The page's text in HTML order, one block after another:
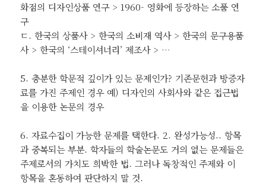
화점의 디자인상품 연구 > 1960- 영화에 등장하는 소품 연
구
ㄷ. 한국의 상품사 > 한국의 소비재 역사 > 한국의 문구용품
사 > 한국의 ‘스테이셔너리’ 제조사 > …
5. 충분한 학문적 깊이가 있는 문제인가? 기존문헌과 방증자
료를 가진 주제인 경우 예) 디자인의 사회사와 같은 접근법
을 이용한 논문의 경우
6. 자료수집이 가능한 문제를 택한다. 2. 완성가능성.. 항목
과 중복되는 부분. 학자들의 학술논문도 거의 없는 문제들은
주제로서의 가치도 희박한 법. 그러나 독창적인 주제와 이
항목을 혼동하여 판단하지 말 것.